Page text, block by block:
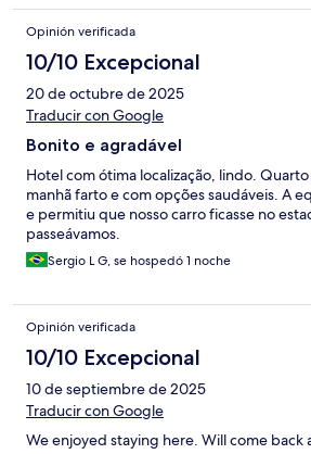
Opinión verificada
10/10 Excepcional
20 de octubre de 2025
Traducir con Google
Bonito e agradável
Hotel com ótima localização, lindo.
manhã farto e com opções saudáveis. A
e permitiu que nosso carro ficasse no
passeávamos.
Sergio L G, se hospedó 1 noche
Opinión verificada
10/10 Excepcional
10 de septiembre de 2025
Traducir con Google
We enjoyed staying here. Will come back